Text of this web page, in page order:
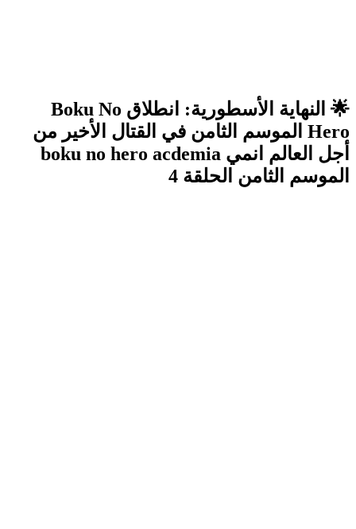
🌟 النهاية الأسطورية: انطلاق Boku No
Hero الموسم الثامن
في القتال الأخير من
أجل العالم انمي boku no hero acdemia
الموسم الثامن الحلقة 4